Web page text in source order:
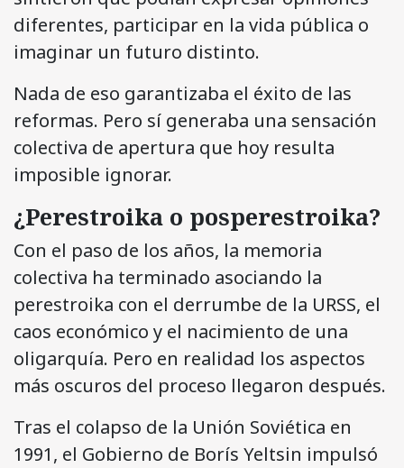
diferentes, participar en la vida pública o
imaginar un futuro distinto.
Nada de eso garantizaba el éxito de las
reformas. Pero sí generaba una sensación
colectiva de apertura que hoy resulta
imposible ignorar.
¿Perestroika o posperestroika?
Con el paso de los años, la memoria
colectiva ha terminado asociando la
perestroika con el derrumbe de la URSS, el
caos económico y el nacimiento de una
oligarquía. Pero en realidad los aspectos
más oscuros del proceso llegaron después.
Tras el colapso de la Unión Soviética en
1991, el Gobierno de Borís Yeltsin impulsó